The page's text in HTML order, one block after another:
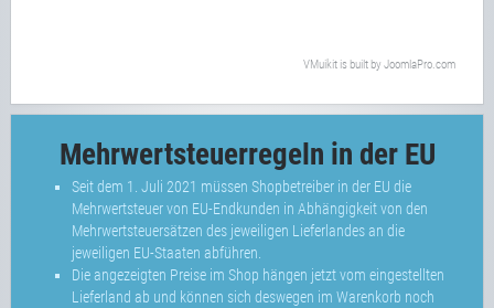
VMuikit is built by JoomlaPro.com
Mehrwertsteuerregeln in der EU
Seit dem 1. Juli 2021 müssen Shopbetreiber in der EU die
Mehrwertsteuer von EU-Endkunden in Abhängigkeit von den
Mehrwertsteuersätzen des jeweiligen Lieferlandes an die
jeweiligen EU-Staaten abführen.
Die angezeigten Preise im Shop hängen jetzt vom eingestellten
Lieferland ab und können sich deswegen im Warenkorb noch